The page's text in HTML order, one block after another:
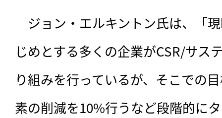
ジョン・エルキントン氏は、「
じめとする多くの企業がCSR/サス
り組みを行っているが、そこでの
素の削減を10%行うなど段階的に